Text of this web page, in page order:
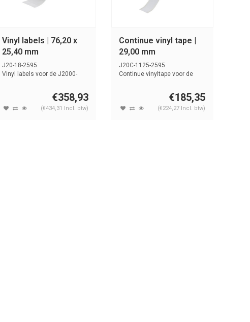
Vinyl labels | 76,20 x
25,40 mm
J20-18-2595
Vinyl labels voor de J2000-
€358,93
(€434,31 Incl. btw)
Continue vinyl tape |
29,00 mm
J20C-1125-2595
Continue vinyltape voor de
€185,35
(€224,27 Incl. btw)